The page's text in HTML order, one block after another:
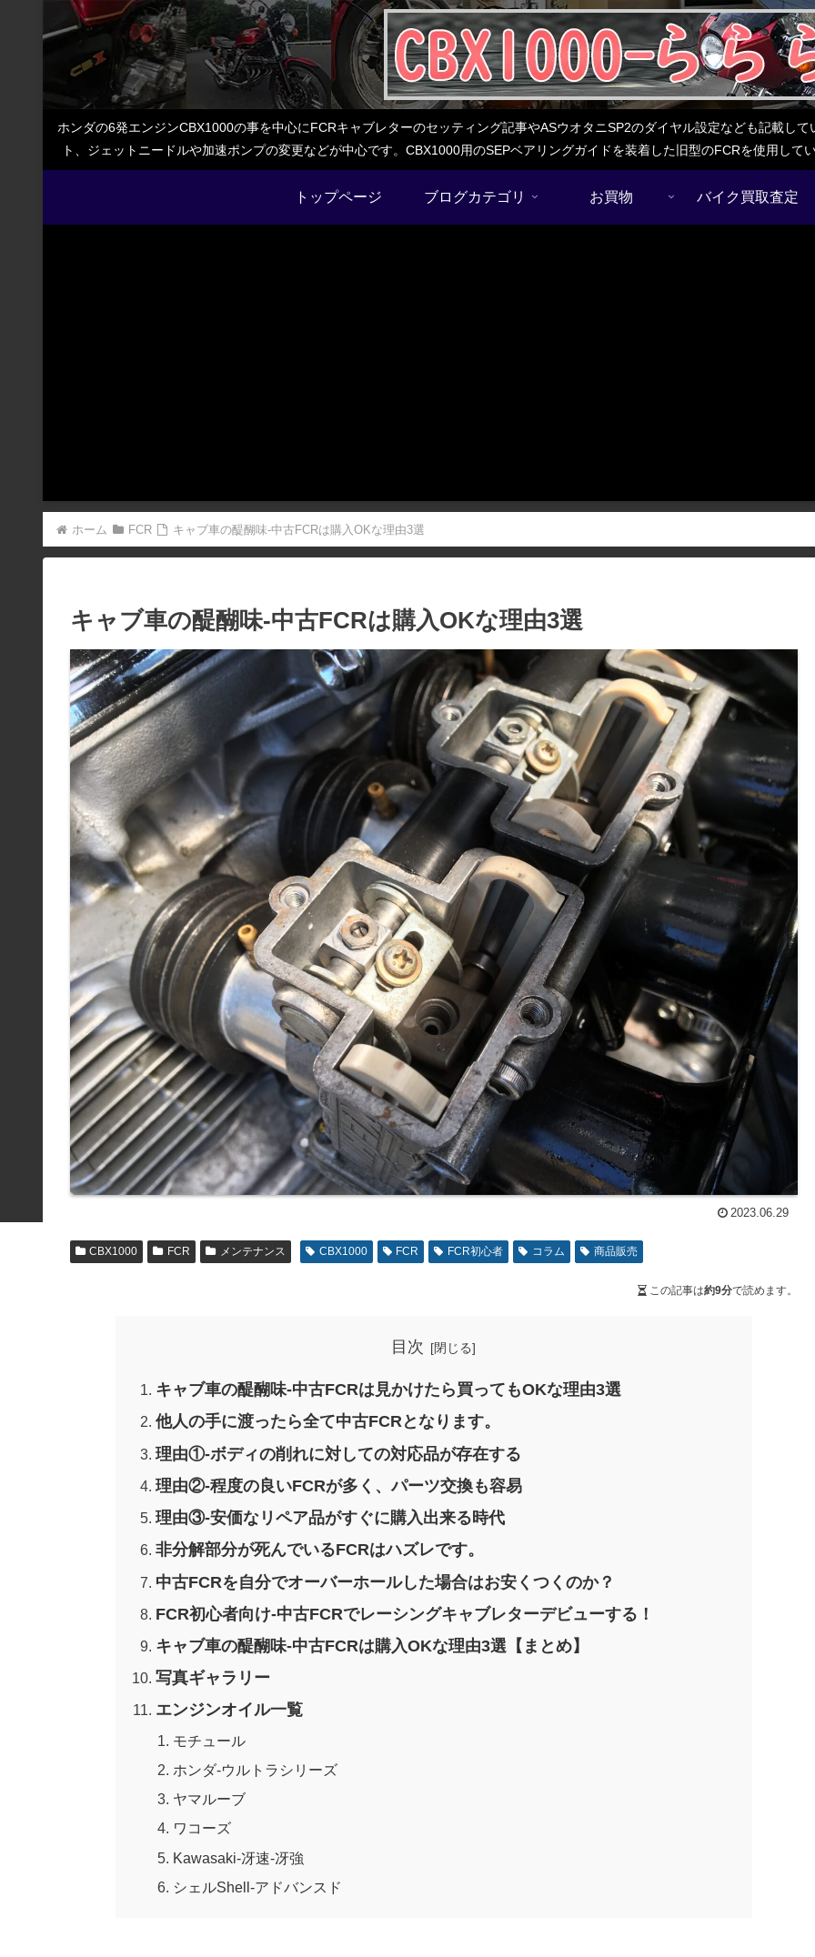
ホンダの6発エンジンCBX1000の事を中心にFCRキャブレターのセッティング記事やASウオタニSP2のダイヤル設定なども記載し
ト、ジェットニードルや加速ポンプの変更などが中心です。CBX1000用のSEPベアリングガイドを装着した旧型のFCRを使用し
トップページ ブログカテゴリ お買物 バイク買取査定
ホーム FCR キャブ車の醍醐味-中古FCRは購入OKな理由3選
キャブ車の醍醐味-中古FCRは購入OKな理由3選
2023.06.29
CBX1000 FCR メンテナンス CBX1000 FCR FCR初心者 コラム 商品販売
この記事は約9分で読めます。
目次
キャブ車の醍醐味-中古FCRは見かけたら買ってもOKな理由3選
他人の手に渡ったら全て中古FCRとなります。
理由①-ボディの削れに対しての対応品が存在する
理由②-程度の良いFCRが多く、パーツ交換も容易
理由③-安価なリペア品がすぐに購入出来る時代
非分解部分が死んでいるFCRはハズレです。
中古FCRを自分でオーバーホールした場合はお安くつくのか？
FCR初心者向け-中古FCRでレーシングキャブレターデビューする！
キャブ車の醍醐味-中古FCRは購入OKな理由3選【まとめ】
写真ギャラリー
エンジンオイル一覧
モチュール
ホンダ-ウルトラシリーズ
ヤマルーブ
ワコーズ
Kawasaki-冴速-冴強
シェルShell-アドバンスド